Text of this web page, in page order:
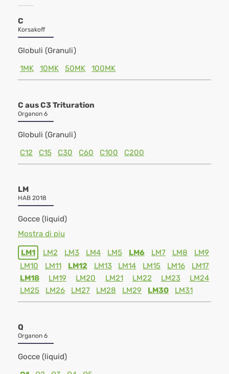
C
Korsakoff
Globuli (Granuli)
1MK
10MK 50MK 100MK
C aus C3 Trituration
Organon 6
Globuli (Granuli)
C12
C15 C30 C60 C100 C200
LM
HAB 2018
Gocce (liquid)
Mostra di piu
LM1 LM2 LM3 LM4 LM5 LM6 LM7 LM8
LM9
LM10
LM11 LM12 LM13 LM14 LM15 LM16
LM17
LM18
LM19 LM20 LM21 LM22 LM23
LM24
LM25
LM26 LM27 LM28 LM29 LM30 LM31
Q
Organon 6
Gocce (liquid)